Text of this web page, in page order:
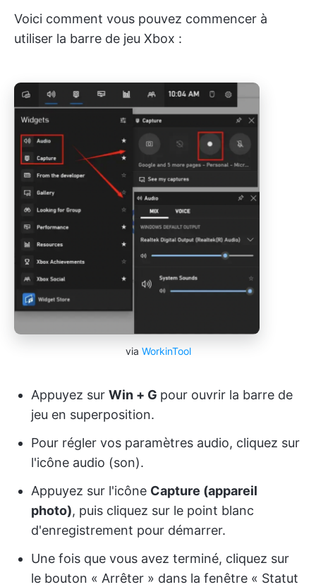
Voici comment vous pouvez commencer à
utiliser la barre de jeu Xbox :
via WorkinTool
Appuyez sur Win + G pour ouvrir la barre de
jeu en superposition.
Pour régler vos paramètres audio, cliquez sur
l'icône audio (son).
Appuyez sur l'icône Capture (appareil
photo), puis cliquez sur le point blanc
d'enregistrement pour démarrer.
Une fois que vous avez terminé, cliquez sur
le bouton « Arrêter » dans la fenêtre « Statut